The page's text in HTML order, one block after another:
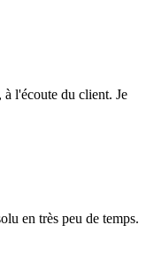
l'écoute du client. Je
en très peu de temps.